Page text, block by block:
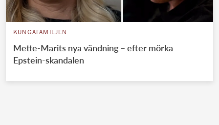
KUNGAFAMILJEN
Mette-Marits nya vändning – efter mörka
Epstein-skandalen